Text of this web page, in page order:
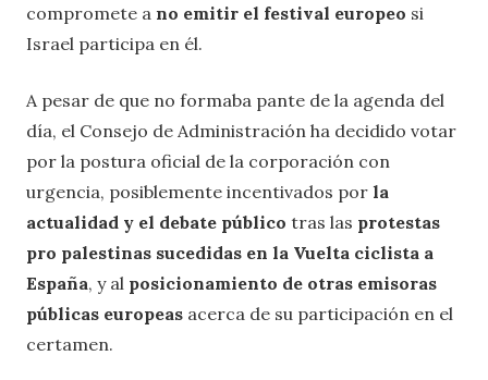
compromete a no emitir el festival europeo si
Israel participa en él.
A pesar de que no formaba pante de la agenda del
día, el Consejo de Administración ha decidido votar
por la postura oficial de la corporación con
urgencia, posiblemente incentivados por la
actualidad y el debate público tras las protestas
pro palestinas sucedidas en la Vuelta ciclista a
España, y al posicionamiento de otras emisoras
públicas europeas acerca de su participación en el
certamen.